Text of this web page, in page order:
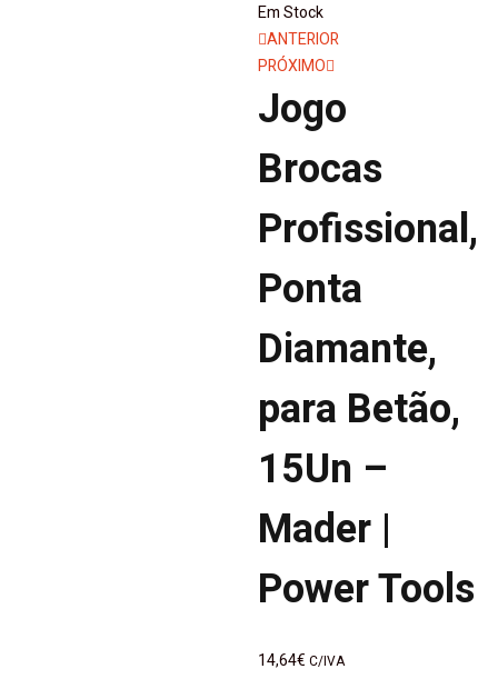
Em Stock
Navegação
de
artigos
ANTERIOR
PRÓXIMO
Jogo
Brocas
Profissional,
Ponta
Diamante,
para Betão,
15Un –
Mader |
Power Tools
14,64€ C/IVA